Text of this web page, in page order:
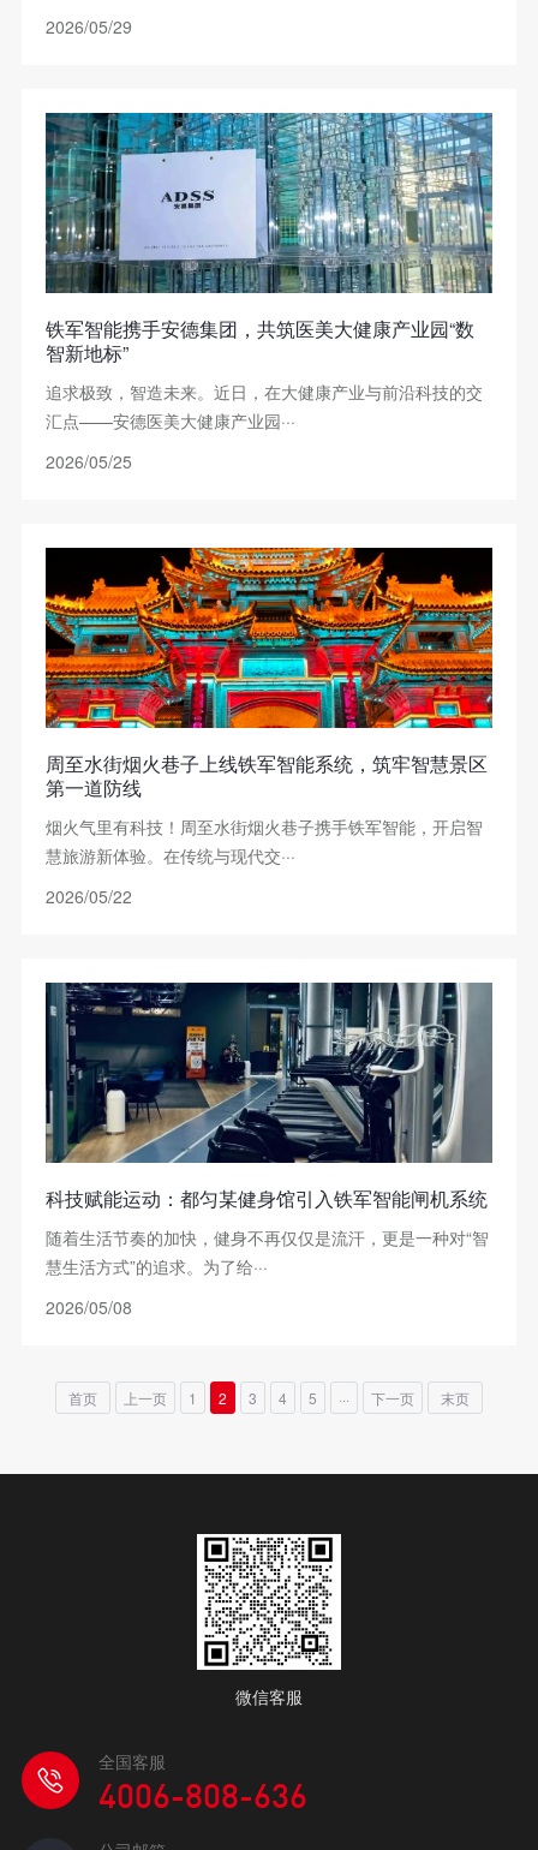
2026/05/29
铁军智能携手安德集团，共筑医美大健康产业园“数
智新地标”
追求极致，智造未来。近日，在大健康产业与前沿科技的交
汇点——安德医美大健康产业园···
2026/05/25
周至水街烟火巷子上线铁军智能系统，筑牢智慧景区
第一道防线
烟火气里有科技！周至水街烟火巷子携手铁军智能，开启智
慧旅游新体验。在传统与现代交···
2026/05/22
科技赋能运动：都匀某健身馆引入铁军智能闸机系统
随着生活节奏的加快，健身不再仅仅是流汗，更是一种对“智
慧生活方式”的追求。为了给···
2026/05/08
首页 上一页 1 2 3 4 5 ··· 下一页 末页
微信客服
全国客服
4006-808-636